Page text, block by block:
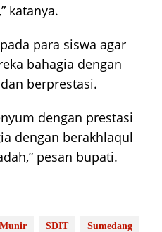
katanya.
para siswa agar
bahagia dengan
berprestasi.
dengan prestasi
dengan berakhlaqul
pesan bupati.
SDIT Sumedang